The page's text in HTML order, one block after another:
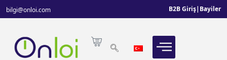
bilgi@onloi.com B2B Giriş| Bayiler